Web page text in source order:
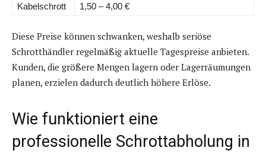
Kabelschrott
1,50 – 4,00 €
Diese Preise können schwanken, weshalb seriöse
Schrotthändler regelmäßig aktuelle Tagespreise anbieten.
Kunden, die größere Mengen lagern oder Lagerräumungen
planen, erzielen dadurch deutlich höhere Erlöse.
Wie funktioniert eine
professionelle Schrottabholung in